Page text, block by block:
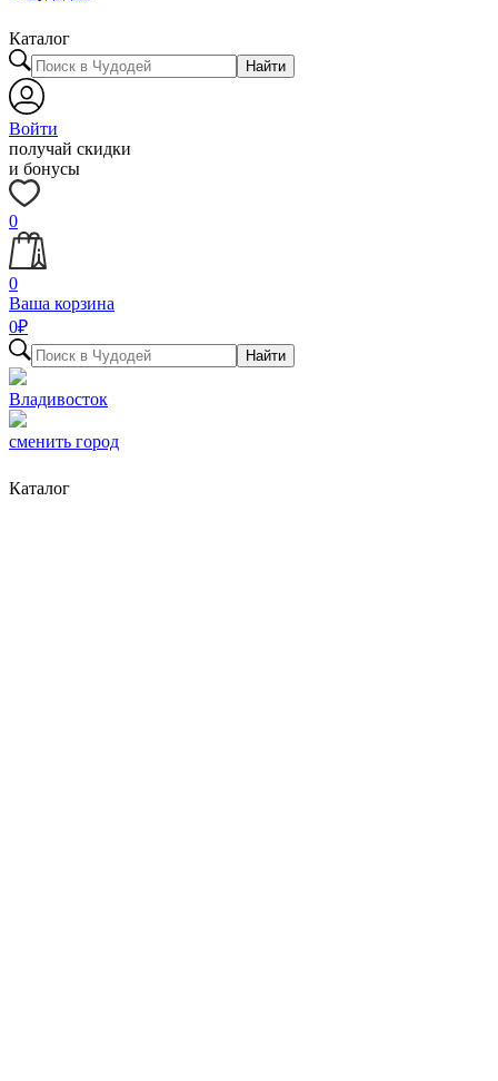
Каталог
Найти
Войти
получай скидки
и бонусы
0
0
Ваша корзина
0₽
Найти
Владивосток
сменить город
Каталог